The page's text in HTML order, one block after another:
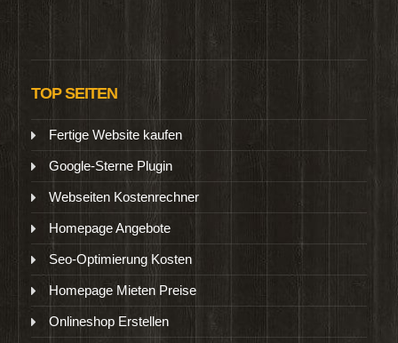
TOP SEITEN
Fertige Website kaufen
Google-Sterne Plugin
Webseiten Kostenrechner
Homepage Angebote
Seo-Optimierung Kosten
Homepage Mieten Preise
Onlineshop Erstellen